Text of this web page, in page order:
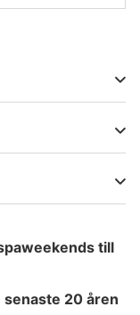
till
20 åren